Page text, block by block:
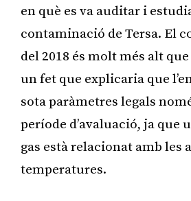
en què es va auditar i
contaminació de Tersa. El
del 2018 és molt més alt
un fet que explicaria que
sota paràmetres legals
període d’avaluació, ja que
gas està relacionat amb les
temperatures.